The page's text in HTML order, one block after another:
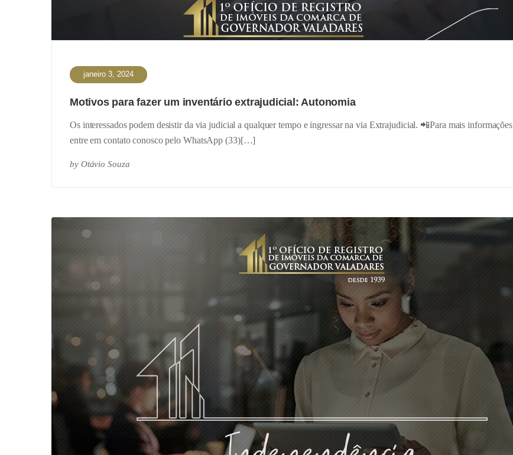
janeiro 3, 2024
Motivos para fazer um inventário extrajudicial: Autonomia
Os interessados podem desistir da via judicial a qualquer tempo e ingressar na via Extrajudicial. 📲Para mais informações
entre em contato conosco pelo WhatsApp (33)[…]
by Otávio Souza